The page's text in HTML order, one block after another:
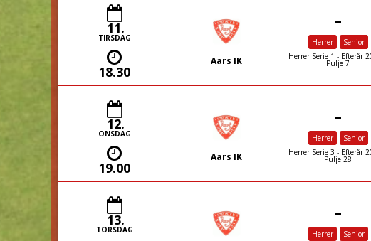
11.
TIRSDAG
18.30
Aars IK
-
Herrer
Senior
Herrer Serie 1 - Efterår
Pulje 7
12.
ONSDAG
19.00
Aars IK
-
Herrer
Senior
Herrer Serie 3 - Efterår
Pulje 28
13.
TORSDAG
-
Herrer Senior